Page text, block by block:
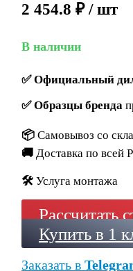
2 454.8 ₽ / шт
В наличии
✅Официальный
✅Образцы бренда
📦 Самовывоз со
🚚 Доставка по всей
🛠️ Услуга монтажа
Рассчитать
Купить в 1
Заказать в